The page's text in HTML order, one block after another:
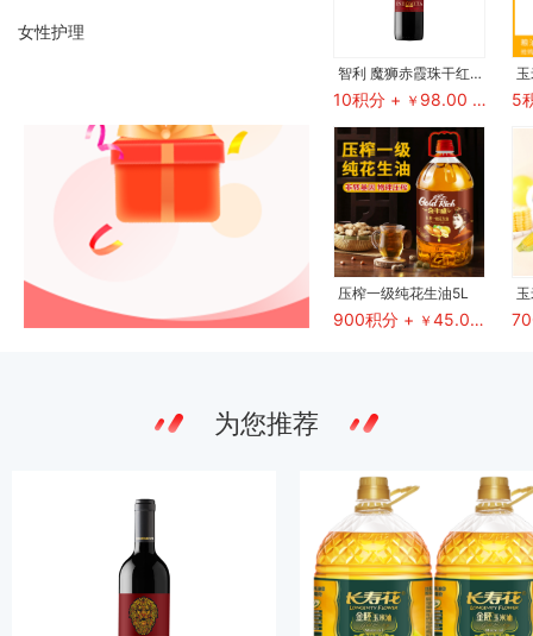
女性护理
智利 魔狮赤霞珠干红葡萄酒 2019年
10积分 + ￥ 98.00 /瓶 5
压榨一级纯花生油5L
900积分 + ￥ 45.00
为您推荐